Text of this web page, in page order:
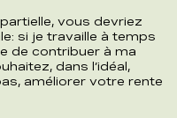
vous devriez
si je travaille à temps
de contribuer à ma
dans l’idéal,
améliorer votre rente